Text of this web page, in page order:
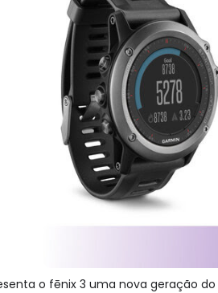
o fēnix 3 uma nova geração